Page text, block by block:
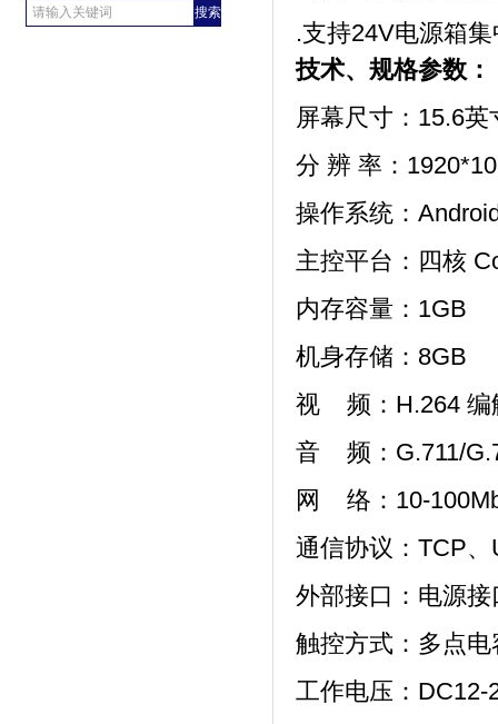
.支持24V电源箱
技术、规格参数：
屏幕尺寸：15.6英
分 辨 率：
操作系统：
主控平台： 四核
内存容量：1GB
机身存储：8GB
视 频：H.264 编
音 频：G.711/
网 络：10-
通信协议：TCP
外部接口： 电源接
触控方式：多点
工作电压：DC12-